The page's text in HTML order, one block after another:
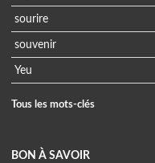
sourire
souvenir
Yeu
Tous les mots-clés
BON À SAVOIR